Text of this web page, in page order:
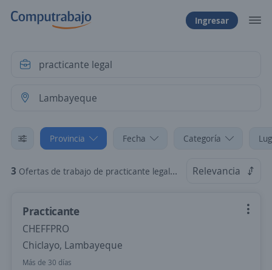
Ingresar
Provincia Fecha Categoría
3 Ofertas de trabajo de practicante legal en Lambayeque Relevancia
Practicante
CHEFFPRO
Chiclayo, Lambayeque
Más de 30 días